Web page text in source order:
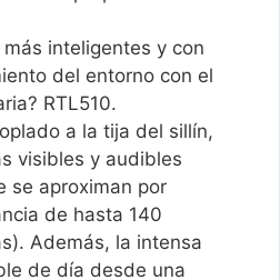
inteligentes y con
del entorno con el
RTL510.
a la tija del sillín,
visibles y audibles
se aproximan por
de hasta 140
Además, la intensa
de día desde una